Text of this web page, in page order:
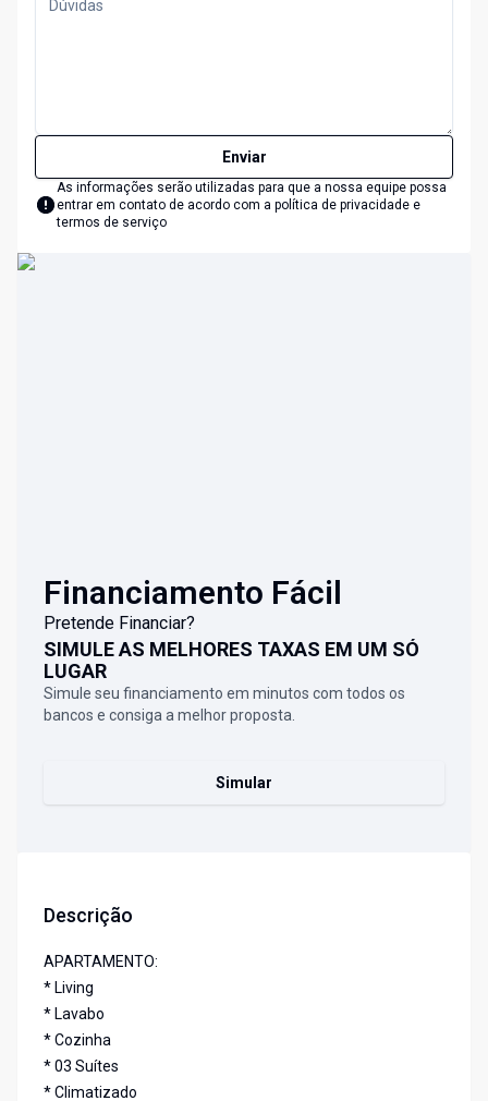
Enviar
As informações serão utilizadas para que a nossa equipe possa
entrar em contato de acordo com a política de privacidade e
termos de serviço
Financiamento Fácil
Pretende Financiar?
SIMULE AS MELHORES TAXAS EM UM SÓ
LUGAR
Simule seu financiamento em minutos com todos os
bancos e consiga a melhor proposta.
Simular
Descrição
APARTAMENTO:
* Living
* Lavabo
* Cozinha
* 03 Suítes
* Climatizado